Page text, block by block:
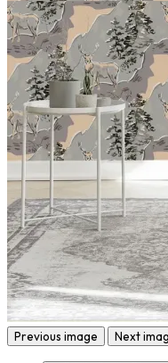
Previous image Next